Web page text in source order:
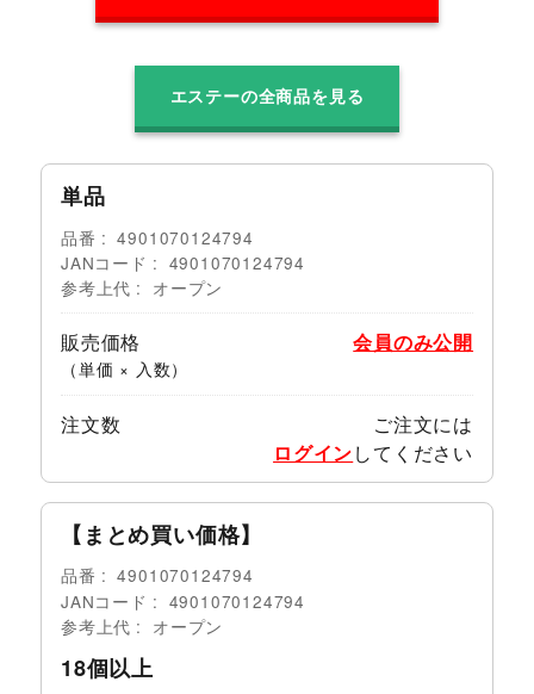
エステーの全商品を見る
単品
品番
4901070124794
JANコード
4901070124794
参考上代
オープン
販売価格
（単価 × 入数）
会員のみ公開
注文数
ご注文には
ログインしてください
【まとめ買い価格】
品番
4901070124794
JANコード
4901070124794
参考上代
オープン
18個以上